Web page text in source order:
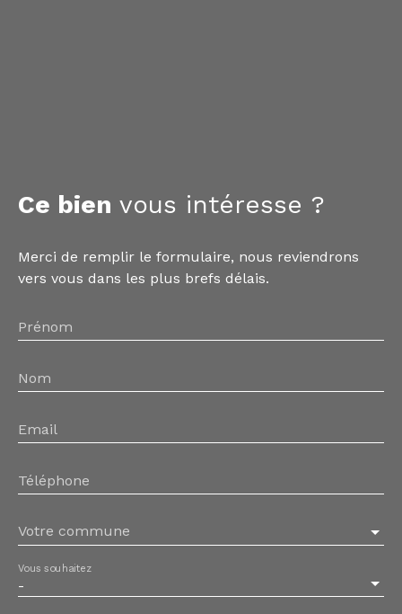
Ce bien vous intéresse ?
Merci de remplir le formulaire, nous reviendrons
vers vous dans les plus brefs délais.
Prénom
Nom
Email
Téléphone
Votre commune
-
Vous souhaitez